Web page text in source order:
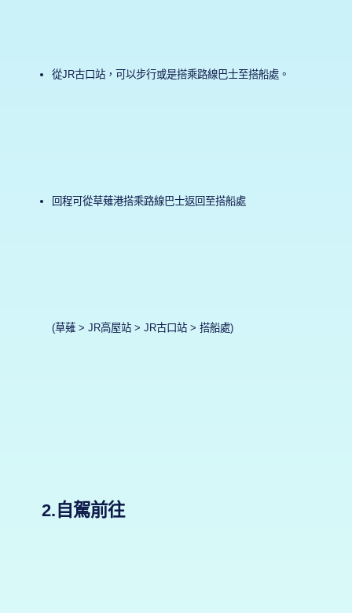
從JR古口站，可以步行或是搭乘路線巴士至搭船處。
回程可從草薙港搭乘路線巴士返回至搭船處
(草薙 > JR高屋站 > JR古口站 > 搭船處)
2.自駕前往